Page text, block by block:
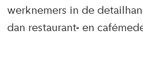
werknemers in de
dan restaurant- en